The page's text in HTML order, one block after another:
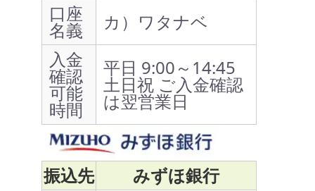
口座
名義
カ）ワタナベ
入金
確認
可能
時間
平日 9:00～14:45
土日祝 ご入金確認
は翌営業日
振込先
みずほ銀行